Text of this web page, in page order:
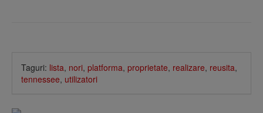
Taguri: lista, nori, platforma, proprietate, realizare, reusita,
tennessee, utilizatori